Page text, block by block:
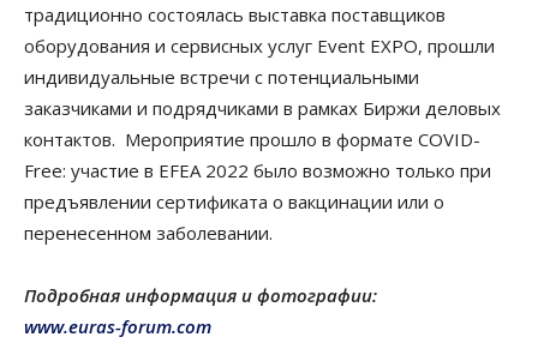
традиционно состоялась выставка поставщиков
оборудования и сервисных услуг Event EXPO, прошли
индивидуальные встречи с потенциальными
заказчиками и подрядчиками в рамках Биржи деловых
контактов. Мероприятие прошло в формате COVID-
Free: участие в EFEA 2022 было возможно только при
предъявлении сертификата о вакцинации или о
перенесенном заболевании.
Подробная информация и фотографии:
www.euras-forum.com